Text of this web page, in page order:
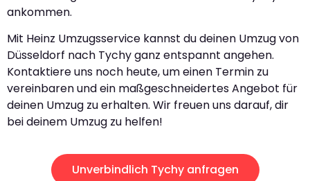
ankommen.
Mit Heinz Umzugsservice kannst du deinen Umzug von
Düsseldorf nach Tychy ganz entspannt angehen.
Kontaktiere uns noch heute, um einen Termin zu
vereinbaren und ein maßgeschneidertes Angebot für
deinen Umzug zu erhalten. Wir freuen uns darauf, dir
bei deinem Umzug zu helfen!
Unverbindlich Tychy anfragen